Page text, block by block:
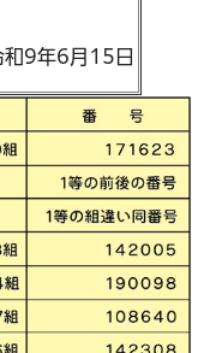
和9年6月15日